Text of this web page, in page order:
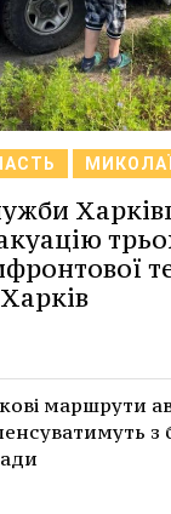
маршрути
з